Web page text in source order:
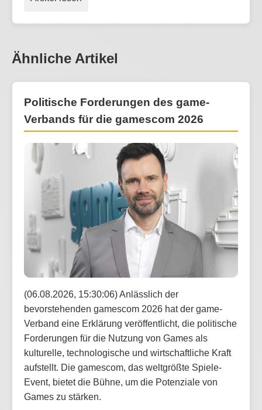
Ähnliche Artikel
Politische Forderungen des game-
Verbands für die gamescom 2026
(06.08.2026, 15:30:06) Anlässlich der
bevorstehenden gamescom 2026 hat der game-
Verband eine Erklärung veröffentlicht, die politische
Forderungen für die Nutzung von Games als
kulturelle, technologische und wirtschaftliche Kraft
aufstellt. Die gamescom, das weltgrößte Spiele-
Event, bietet die Bühne, um die Potenziale von
Games zu stärken.